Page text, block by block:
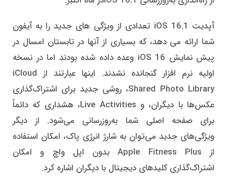
آپدیت iOS 16.1 تعدادی از ویژگی های جدید را به آیفون
شما ارائه می دهد، که بسیاری از آنها در تابستان امسال در
پیش نمایش iOS 16 وعده داده شده بودند اما در نسخه
اولیه نرم افزار گنجانده نشدند. اینها عبارتند از iCloud
Shared Photo Library، روشی جدید برای اشتراک‌گذاری
عکس‌ها با دیگران، و Live Activities، هشداری که دائماً
برای صفحه اصلی شما به‌روزرسانی می‌شود. از دیگر
ویژگی‌های جدید می‌توان به شارژ انرژی پاک، امکان استفاده
از Apple Fitness Plus بدون اپل واچ و امکان
اشتراک‌گذاری کلیدهای دیجیتال با دیگران اشاره کرد.